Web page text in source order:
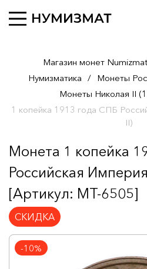
Магазин монет
Нумизматика / Монеты
Монеты Николая II
1 копейка 1913 года СПБ
II)
Монета 1 копейка
Российская
[Артикул: MT-6505]
СКИДКА
-10%